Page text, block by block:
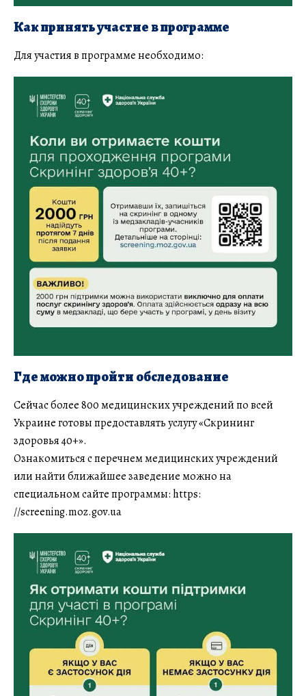
Как принять участие в программе
Для участия в программе необходимо:
Где можно пройти обследование
Сейчас более 800 медицинских учреждений по всей
Украине готовы предоставлять услугу «Скрининг
здоровья 40+».
Ознакомиться с перечнем медицинских учреждений
или найти ближайшее заведение можно на
специальном сайте программы: https:
//screening.moz.gov.ua